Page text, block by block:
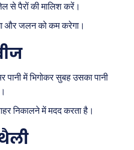
से पैरों की मालिश करें।
और जलन को कम करेगा।
पानी में भिगोकर सुबह उसका पानी
निकालने में मदद करता है।